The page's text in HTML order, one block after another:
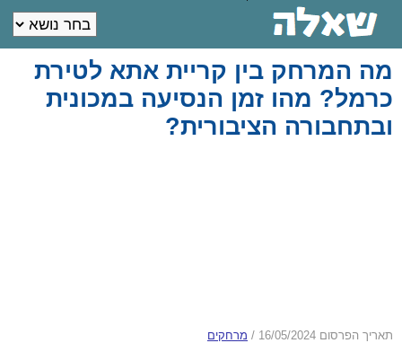
מה המרחק בין קריית אתא לטירת
כרמל? מהו זמן הנסיעה במכונית
ובתחבורה הציבורית?
תאריך הפרסום 16/05/2024 / מרחקים